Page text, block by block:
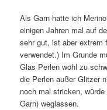
Als Garn hatte ich
einigen Jahren mal auf
sehr gut, ist aber extrem
verwendet.) Im Grunde
Glas Perlen wohl zu
die Perlen außer Glitzer
noch mal stricken,
Garn) weglassen.